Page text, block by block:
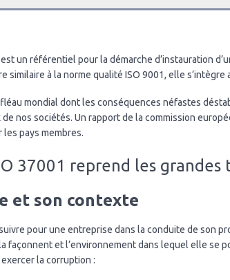
un référentiel pour la démarche d’instauration
similaire à la norme qualité ISO 9001, elle s’intègre
mondial dont les conséquences néfastes
nos sociétés. Un rapport de la commission
pays membres.
37001 reprend les
et son contexte
pour une entreprise dans la conduite de son
façonnent et l’environnement dans lequel elle se
la corruption :